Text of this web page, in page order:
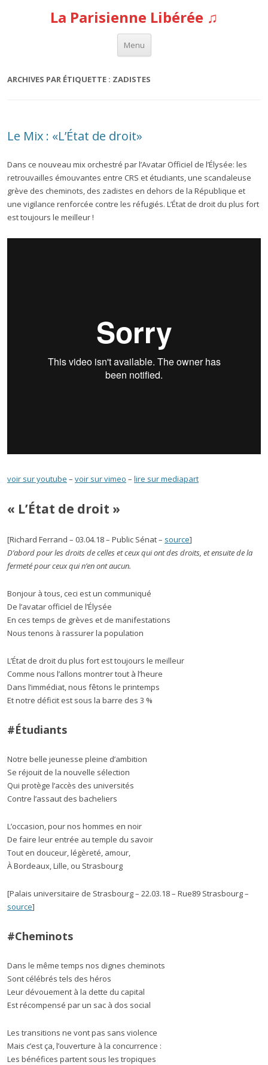
La Parisienne Libérée ♫
Menu
Aller au contenu
ARCHIVES PAR ÉTIQUETTE : ZADISTES
Le Mix : «L’État de droit»
Dans ce nouveau mix orchestré par l’Avatar Officiel de l’Élysée: les
retrouvailles émouvantes entre CRS et étudiants, une scandaleuse
grève des cheminots, des zadistes en dehors de la République et
une vigilance renforcée contre les réfugiés. L’État de droit du plus fort
est toujours le meilleur !
voir sur youtube – voir sur vimeo – lire sur mediapart
« L’État de droit »
[Richard Ferrand – 03.04.18 – Public Sénat – source]
D’abord pour les droits de celles et ceux qui ont des droits, et ensuite de la
fermeté pour ceux qui n’en ont aucun.
Bonjour à tous, ceci est un communiqué
De l’avatar officiel de l’Élysée
En ces temps de grèves et de manifestations
Nous tenons à rassurer la population
L’État de droit du plus fort est toujours le meilleur
Comme nous l’allons montrer tout à l’heure
Dans l’immédiat, nous fêtons le printemps
Et notre déficit est sous la barre des 3 %
#Étudiants
Notre belle jeunesse pleine d’ambition
Se réjouit de la nouvelle sélection
Qui protège l’accès des universités
Contre l’assaut des bacheliers
L’occasion, pour nos hommes en noir
De faire leur entrée au temple du savoir
Tout en douceur, légèreté, amour,
À Bordeaux, Lille, ou Strasbourg
[Palais universitaire de Strasbourg – 22.03.18 – Rue89 Strasbourg –
source]
#Cheminots
Dans le même temps nos dignes cheminots
Sont célébrés tels des héros
Leur dévouement à la dette du capital
Est récompensé par un sac à dos social
Les transitions ne vont pas sans violence
Mais c’est ça, l’ouverture à la concurrence :
Les bénéfices partent sous les tropiques